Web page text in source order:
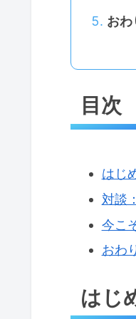
おわ
目次
はじ
対談
今こ
おわ
はじ